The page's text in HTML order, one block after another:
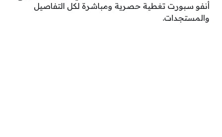
أنفو سبورت تغطية حصرية ومباشرة لكل التفاصيل
والمستجدات.